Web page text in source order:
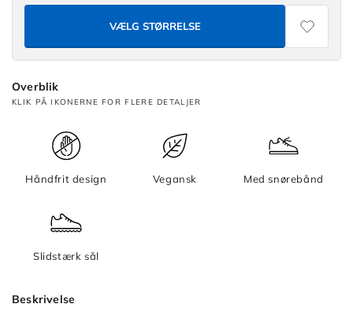
Burst
Slip-
ins:
Burst
ins:
Burst
VÆLG STØRRELSE
Overblik
KLIK PÅ IKONERNE FOR FLERE DETALJER
Håndfrit design Vegansk Med snørebånd
Slidstærk sål
Beskrivelse